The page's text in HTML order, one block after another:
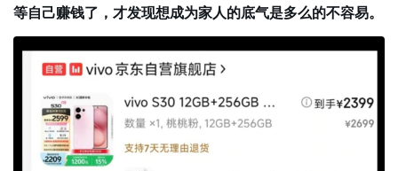
等自己赚钱了，才发现想成为家人的底气是多么的不容易。